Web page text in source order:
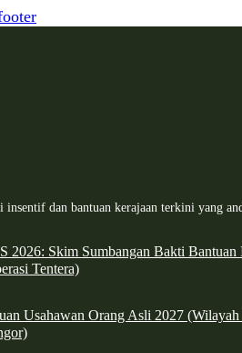
insentif dan bantuan kerajaan terkini yang
2026: Skim Sumbangan Bakti Bantuan
Tentera)
Usahawan Orang Asli 2027